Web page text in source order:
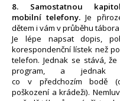
8. Samostatnou
mobilní telefony. Je
dětem i vám v průběhu
Je lépe napsat dopis,
korespondenční lístek než
telefon. Jednak se stává,
program, a jednak
co v předchozím bodě
poškození a krádeži).